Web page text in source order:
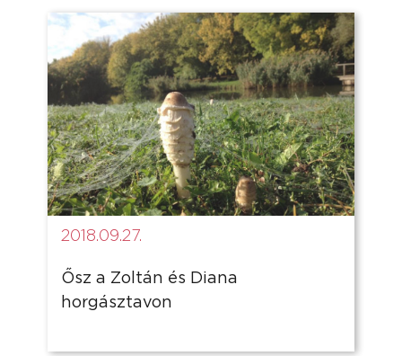
2018.09.27.
Ősz a Zoltán és Diana
horgásztavon